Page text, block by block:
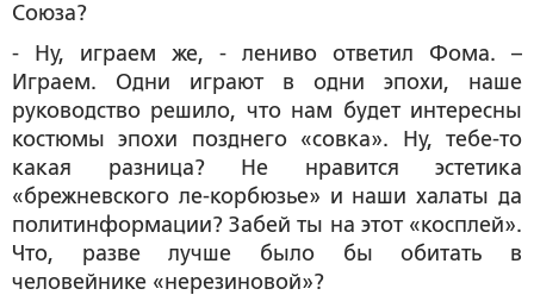
Союза?
- Ну, играем же, - лениво ответил Фома. –
Играем. Одни играют в одни эпохи, наше
руководство решило, что нам будет интересны
костюмы эпохи позднего «совка». Ну, тебе-то
какая разница? Не нравится эстетика
«брежневского ле-корбюзье» и наши халаты да
политинформации? Забей ты на этот «косплей».
Что, разве лучше было бы обитать в
человейнике «нерезиновой»?